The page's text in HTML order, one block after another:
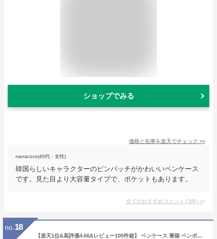
ショップでみる
価格と在庫を楽天でチェック >>
nanacoco(40代・女性)
韓国らしいキャラクターのピンバッチがかわいいペンケース
です。見た目より大容量タイプで、ポケットもあります。
全てのおすすめコメント (3件) >
no. 18
【楽天1位&高評価4.66&レビュー100件超】 ペンケース 筆箱 ペンポーチ 大容量 おしゃれ &studium ガバッと開く 小学生 中学生 高校生 大学生 大人女子 大人 女性 多機能 かわいい シンプル 人気 新学期 入学 スリム 仕切り プレゼント くすみカラー PEN CASE gap